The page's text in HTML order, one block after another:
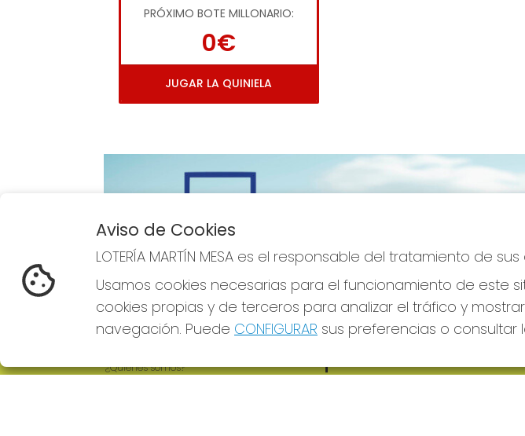
PRÓXIMO BOTE MILLONARIO:
0€
JUGAR LA QUINIELA
Imagen anterior
LOTERÍA MARTÍN MESA
¿Quiénes somos?
REDES SOCIALES
Aviso de Cookies
LOTERÍA MARTÍN MESA es el responsable del tratamiento de
Usamos cookies necesarias para el funcionamiento de este
cookies propias y de terceros para analizar el tráfico y
navegación. Puede CONFIGURAR sus preferencias o consultar